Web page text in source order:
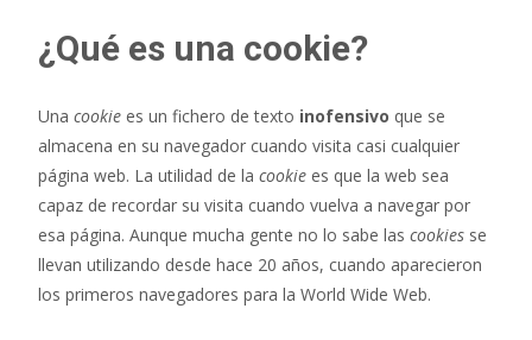
¿Qué es una cookie?
Una cookie es un fichero de texto inofensivo que se
almacena en su navegador cuando visita casi cualquier
página web. La utilidad de la cookie es que la web sea
capaz de recordar su visita cuando vuelva a navegar por
esa página. Aunque mucha gente no lo sabe las cookies se
llevan utilizando desde hace 20 años, cuando aparecieron
los primeros navegadores para la World Wide Web.